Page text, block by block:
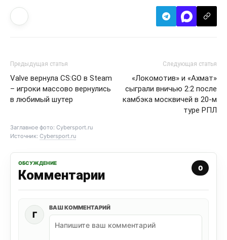
Предыдущая статья
Valve вернула CS:GO в Steam
– игроки массово вернулись
в любимый шутер
Следующая статья
«Локомотив» и «Ахмат»
сыграли вничью 2:2 после
камбэка москвичей в 20-м
туре РПЛ
Заглавное фото: Cybersport.ru
Источник: Cybersport.ru
ОБСУЖДЕНИЕ
Комментарии 0
Г
ВАШ КОММЕНТАРИЙ